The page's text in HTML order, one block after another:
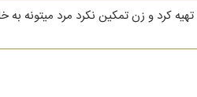
کرد و زن تمکین نکرد مرد میتونه به